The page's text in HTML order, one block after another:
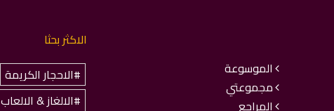
الموسوعة
مجموعتي
المراجع
الاكثر بحثا
#الاحجار الكريمة
#الالغاز & الالعاب